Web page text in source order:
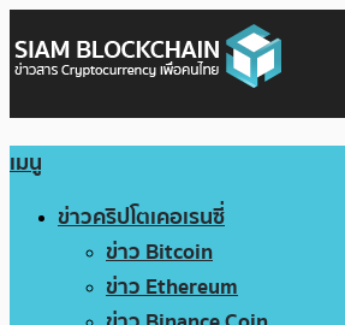
เมนู
ข่าวคริปโตเคอเรนซี่
ข่าว Bitcoin
ข่าว Ethereum